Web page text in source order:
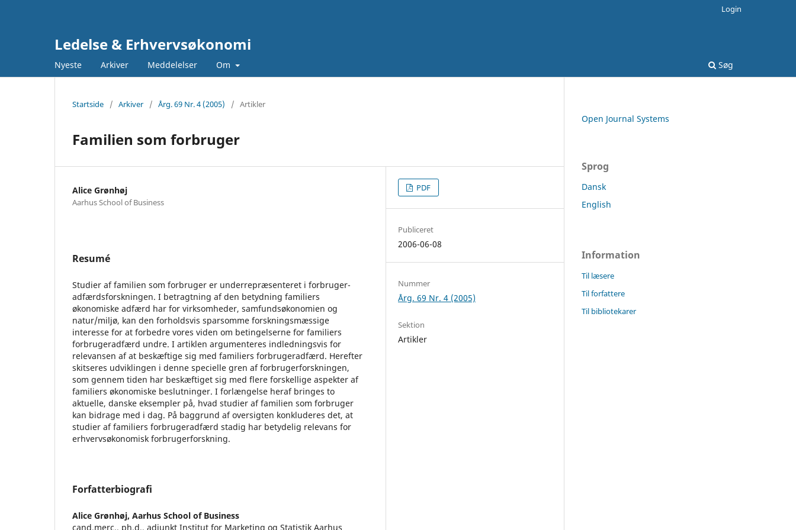
Ledelse & Erhvervsøkonomi
Nyeste Arkiver Meddelelser Om Søg
Login
Startside / Arkiver / Årg. 69 Nr. 4 (2005) / Artikler
Familien som forbruger
Alice Grønhøj
Aarhus School of Business
Resumé
Studier af familien som forbruger er underrepræsenteret i forbruger-
adfærdsforskningen. I betragtning af den betydning familiers
økonomiske adfærd har for virksomheder, samfundsøkonomien og
natur/miljø, kan den forholdsvis sparsomme forskningsmæssige
interesse for at forbedre vores viden om betingelserne for familiers
forbrugeradfærd undre. I artiklen argumenteres indledningsvis for
relevansen af at beskæftige sig med familiers forbrugeradfærd. Herefter
skitseres udviklingen i denne specielle gren af forbrugerforskningen,
som gennem tiden har beskæftiget sig med flere forskellige aspekter af
familiers økonomiske beslutninger. I forlængelse heraf bringes to
aktuelle, danske eksempler på, hvad studier af familien som forbruger
kan bidrage med i dag. På baggrund af oversigten konkluderes det, at
studier af familiers forbrugeradfærd stadig har betydelig relevans for
erhvervsøkonomisk forbrugerforskning.
Forfatterbiografi
Alice Grønhøj, Aarhus School of Business
cand.merc., ph.d., adjunkt Institut for Marketing og Statistik Aarhus
PDF
Publiceret
2006-06-08
Nummer
Årg. 69 Nr. 4 (2005)
Sektion
Artikler
Open Journal Systems
Sprog
Dansk
English
Information
Til læsere
Til forfattere
Til bibliotekarer